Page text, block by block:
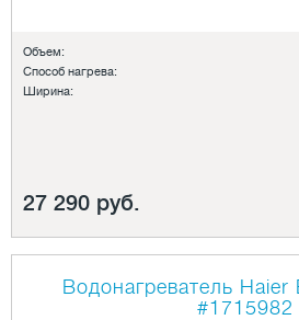
Объем:
Способ нагрева:
Ширина:
27 290 руб.
Водонагреватель Haier
#1715982